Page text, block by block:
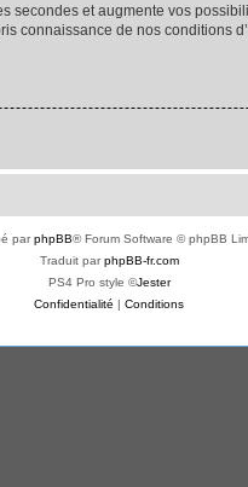
et augmente vos
connaissance de nos conditions
parphpBB® Forum Software © phpBB
Traduit parphpBB-fr.com
PS4 Pro style ©Jester
Confidentialité | Conditions